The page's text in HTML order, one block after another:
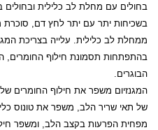
בחולים עם מחלת לב כלילית
ממחלת לב כלילית. עלייה בצריכת
הבוגרים.
המגנזיום משפר את חילוף החומרים
של תאי שריר הלב, משפר את טונוס
מפחית הפרעות בקצב הלב, ומשפר